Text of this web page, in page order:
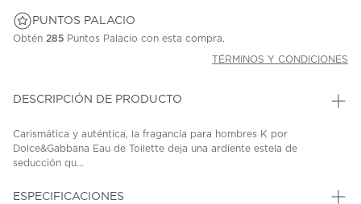
PUNTOS PALACIO
Obtén 285 Puntos Palacio con esta compra.
TÉRMINOS Y CONDICIONES
DESCRIPCIÓN DE PRODUCTO
Carismática y auténtica, la fragancia para hombres K por
Dolce&Gabbana Eau de Toilette deja una ardiente estela de
seducción qu...
ESPECIFICACIONES